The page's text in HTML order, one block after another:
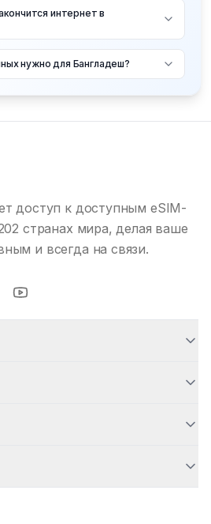
интернет в
нужно для Бангладеш?
доступ к доступным eSIM-
странах мира, делая ваше
и всегда на связи.